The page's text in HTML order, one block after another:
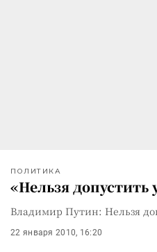
ПОЛИТИКА
«Нельзя допустить
Владимир Путин: Нельзя
22 января 2010, 16:20